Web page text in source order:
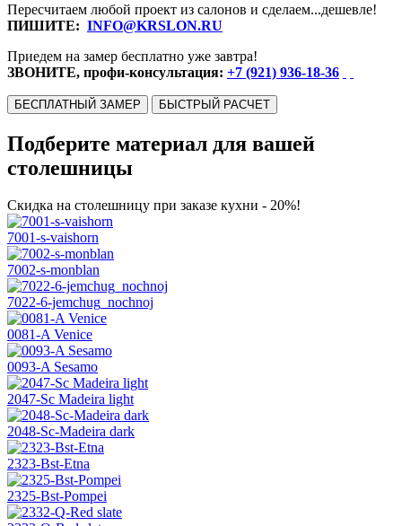
Пересчитаем любой проект из салонов и сделаем...дешевле!
ПИШИТЕ: INFO@KRSLON.RU
Приедем на замер бесплатно уже завтра!
ЗВОНИТЕ, профи-консультация: +7 (921) 936-18-36
БЕСПЛАТНЫЙ ЗАМЕР БЫСТРЫЙ РАСЧЕТ
Подберите материал для вашей
столешницы
Скидка на столешницу при заказе кухни - 20%!
7001-s-vaishorn
7002-s-monblan
7022-6-jemchug_nochnoj
0081-A Venice
0093-A Sesamo
2047-Sc Madeira light
2048-Sc-Madeira dark
2323-Bst-Etna
2325-Bst-Pompei